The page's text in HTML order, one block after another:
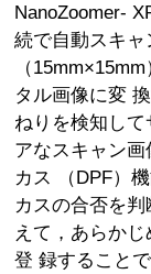
NanoZoomer-
続で自動スキ
（
タル画像に変
ねりを検知し
アなスキャン
カス （DPF）
カスの合否を
えて，あらか
登 録すること